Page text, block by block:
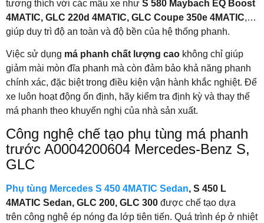
tương thích với các mẫu xe như S 580 Maybach EQ Boost
4MATIC, GLC 220d 4MATIC, GLC Coupe 350e 4MATIC,…
giúp duy trì độ an toàn và độ bền của hệ thống phanh.
Việc sử dụng má phanh chất lượng cao không chỉ giúp
giảm mài mòn đĩa phanh mà còn đảm bảo khả năng phanh
chính xác, đặc biệt trong điều kiện vận hành khắc nghiệt. Để
xe luôn hoạt động ổn định, hãy kiểm tra định kỳ và thay thế
má phanh theo khuyến nghị của nhà sản xuất.
Công nghệ chế tạo phụ tùng má phanh
trước A0004200604 Mercedes-Benz S,
GLC
Phụ tùng Mercedes S 450 4MATIC Sedan, S 450 L
4MATIC Sedan, GLC 200, GLC 300 được chế tạo dựa
trên công nghệ ép nóng đa lớp tiên tiến. Quá trình ép ở nhiệt